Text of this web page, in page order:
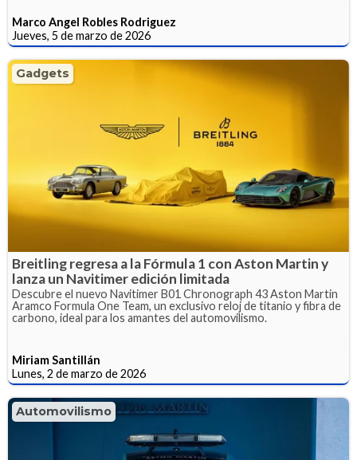
Marco Angel Robles Rodriguez
Jueves, 5 de marzo de 2026
Gadgets
Breitling regresa a la Fórmula 1 con Aston Martin y
lanza un Navitimer edición limitada
Descubre el nuevo Navitimer B01 Chronograph 43 Aston Martin
Aramco Formula One Team, un exclusivo reloj de titanio y fibra de
carbono, ideal para los amantes del automovilismo.
Miriam Santillán
Lunes, 2 de marzo de 2026
Automovilismo